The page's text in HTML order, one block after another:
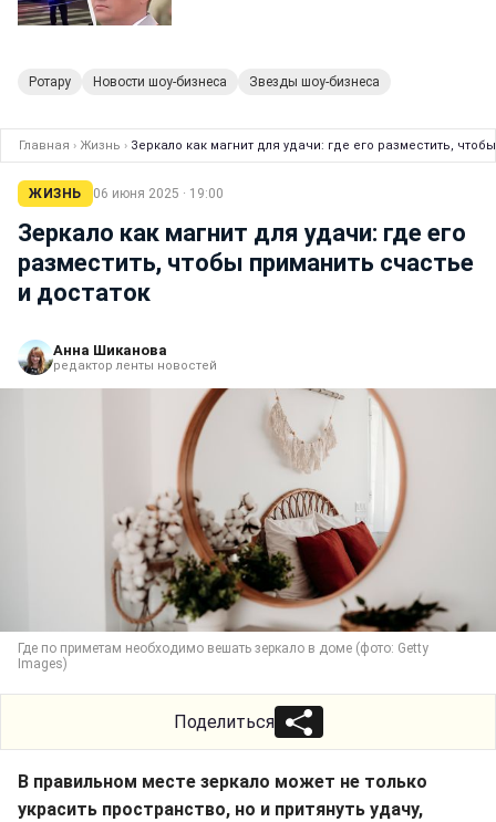
Ротару Новости шоу-бизнеса Звезды шоу-бизнеса
Главная › Жизнь › Зеркало как магнит для удачи: где его разместить,
ЖИЗНЬ 06 июня 2025 · 19:00
Зеркало как магнит для удачи: где его
разместить, чтобы приманить счастье
и достаток
Анна Шиканова
редактор ленты новостей
Где по приметам необходимо вешать зеркало в доме (фото: Getty
Images)
Поделиться
В правильном месте зеркало может не только
украсить пространство, но и притянуть удачу,